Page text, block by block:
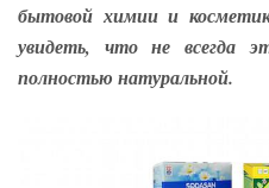
бытовой химии и
увидеть, что не всегда
полностью натуральной.